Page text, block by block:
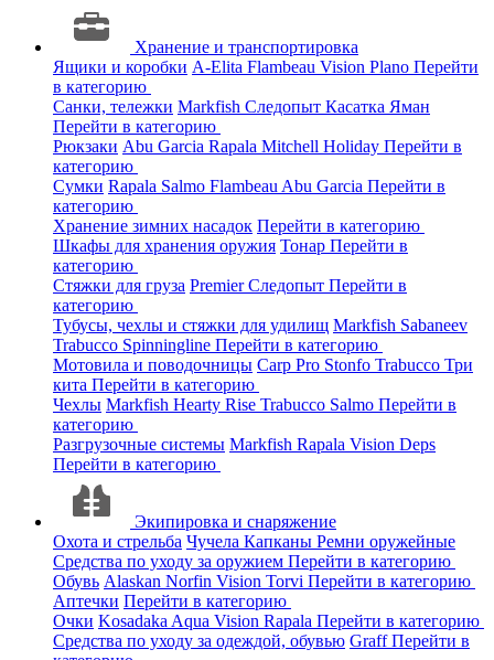
Хранение и транспортировка
Ящики и коробки A-Elita Flambeau Vision Plano Перейти
в категорию
Санки, тележки Markfish Следопыт Касатка Яман
Перейти в категорию
Рюкзаки Abu Garcia Rapala Mitchell Holiday Перейти в
категорию
Сумки Rapala Salmo Flambeau Abu Garcia Перейти в
категорию
Хранение зимних насадок Перейти в категорию
Шкафы для хранения оружия Тонар Перейти в
категорию
Стяжки для груза PremierСледопыт Перейти в
категорию
Тубусы, чехлы и стяжки для удилищ Markfish Sabaneev
Trabucco Spinningline Перейти в категорию
Мотовила и поводочницы Carp Pro Stonfo Trabucco Три
кита Перейти в категорию
Чехлы Markfish Hearty Rise Trabucco Salmo Перейти в
категорию
Разгрузочные системы Markfish Rapala Vision Deps
Перейти в категорию
Экипировка и снаряжение
Охота и стрельба Чучела Капканы Ремни оружейные
Средства по уходу за оружием Перейти в категорию
Обувь Alaskan Norfin Vision Torvi Перейти в категорию
Аптечки Перейти в категорию
Очки Kosadaka Aqua Vision Rapala Перейти в категорию
Средства по уходу за одеждой, обувью GraffПерейти в